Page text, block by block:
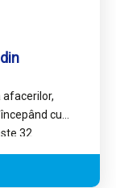
cu
32